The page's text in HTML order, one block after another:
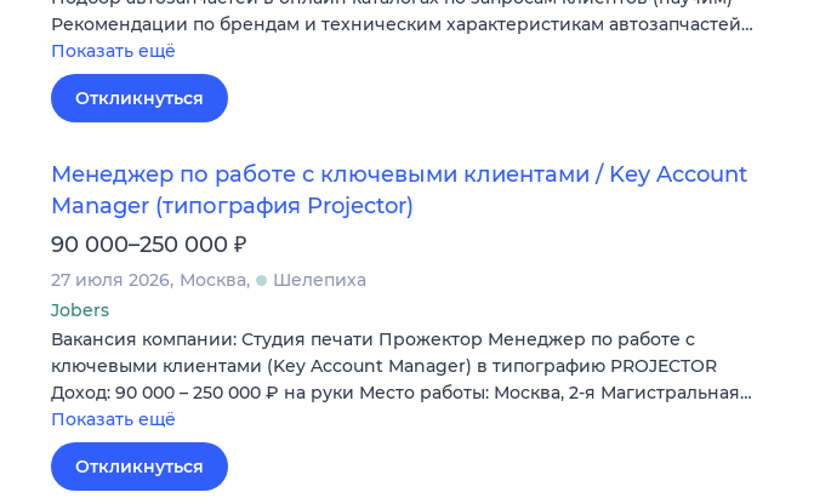
Рекомендации по брендам и техническим характеристикам автозапчастей…
Показать ещё
Откликнуться
Менеджер по работе с ключевыми клиентами / Key Account
Manager (типография Projector)
90 000–250 000 ₽
27 июля 2026 Москва
Шелепиха
Jobers
Вакансия компании: Студия печати Прожектор Менеджер по работе с
ключевыми клиентами (Key Account Manager) в типографию PROJECTOR
Доход: 90 000 – 250 000 ₽ на руки Место работы: Москва, 2-я Магистральная…
Показать ещё
Откликнуться